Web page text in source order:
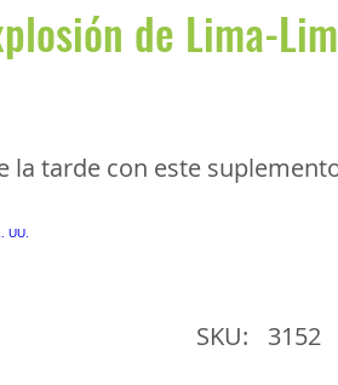
de Lima-
la tarde con este
SKU: 3152